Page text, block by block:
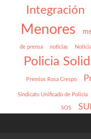
Integración
Menores
de prensa noticias
Policia
Premios Rosa Crespo
Sindicato Unificado de Policía
SOS